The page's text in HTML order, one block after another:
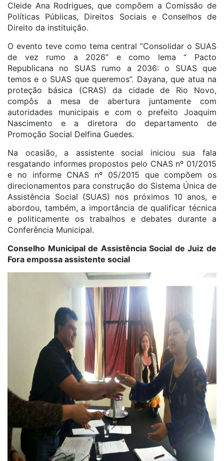
Cleide Ana Rodrigues, que compõem a Comissão de
Políticas Públicas, Direitos Sociais e Conselhos de
Direito da instituição.
O evento teve como tema central “Consolidar o SUAS
de vez rumo a 2026” e como lema “ Pacto
Republicana no SUAS rumo a 2036: o SUAS que
temos e o SUAS que queremos”. Dayana, que atua na
proteção básica (CRAS) da cidade de Rio Novo,
compôs a mesa de abertura juntamente com
autoridades municipais e com o prefeito Joaquim
Nascimento e a diretora do departamento de
Promoção Social Delfina Guedes.
Na ocasião, a assistente social iniciou sua fala
resgatando informes propostos pelo CNAS nº 01/2015
e no informe CNAS nº 05/2015 que compõem os
direcionamentos para construção do Sistema Única de
Assistência Social (SUAS) nos próximos 10 anos, e
abordou, também, a importância de qualificar técnica
e politicamente os trabalhos e debates durante a
Conferência Municipal.
Conselho Municipal de Assistência Social de Juiz de
Fora empossa assistente social